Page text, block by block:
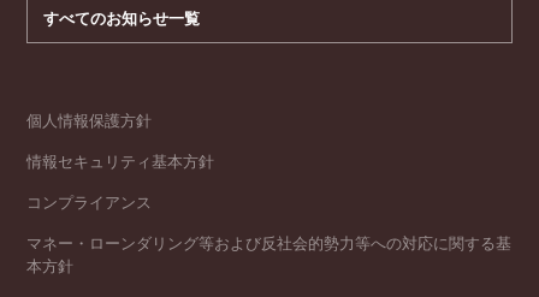
すべてのお知らせ一覧
個人情報保護方針
情報セキュリティ基本方針
コンプライアンス
マネー・ローンダリング等および反社会的勢力等への対応に関する基
本方針